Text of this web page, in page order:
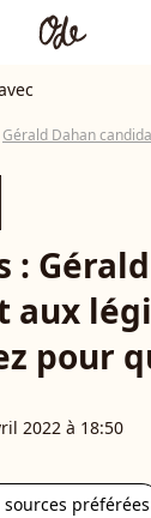
Gérald Dahan candidat aux
:
aux
pour
2022 à 18:50
préférées